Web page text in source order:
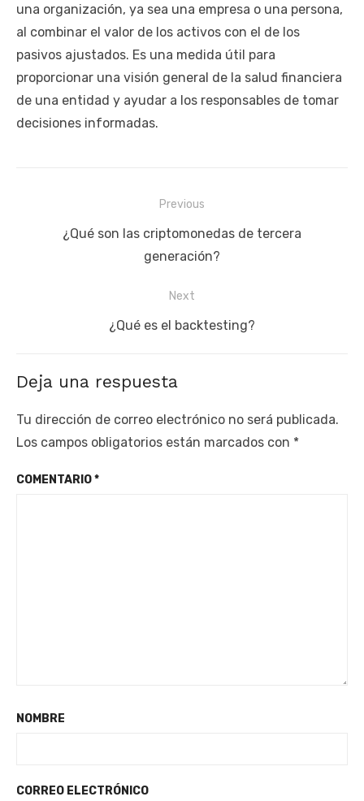
una organización, ya sea una empresa o una persona,
al combinar el valor de los activos con el de los
pasivos ajustados. Es una medida útil para
proporcionar una visión general de la salud financiera
de una entidad y ayudar a los responsables de tomar
decisiones informadas.
Previous
Previous¿Qué son las criptomonedas de tercera
generación?
Next
Next
¿Qué es el backtesting?
Deja una respuesta
Tu dirección de correo electrónico no será publicada.
Los campos obligatorios están marcados con *
COMENTARIO*
NOMBRE
CORREO ELECTRÓNICO